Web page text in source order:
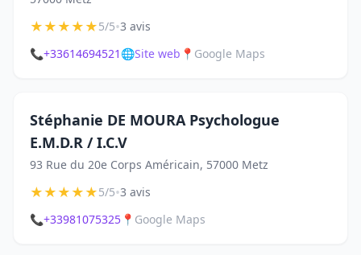
★★★★★5/5•3 avis
📞+33614694521 🌐Site web 📍 Google Maps
Stéphanie DE MOURA Psychologue
E.M.D.R / I.C.V
93 Rue du 20e Corps Américain, 57000 Metz
★★★★★5/5•3 avis
📞+33981075325 📍 Google Maps